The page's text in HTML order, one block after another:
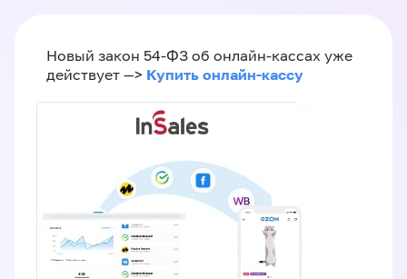
Новый закон 54-ФЗ об онлайн-кассах уже
действует —> Купить онлайн-кассу